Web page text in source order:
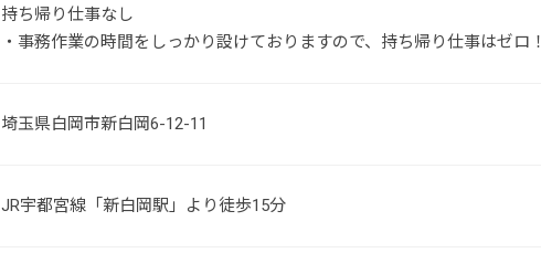
持ち帰り仕事なし
・事務作業の時間をしっかり設けておりますので、持ち帰り仕事はゼロ！
埼玉県白岡市新白岡6-12-11
JR宇都宮線「新白岡駅」より徒歩15分